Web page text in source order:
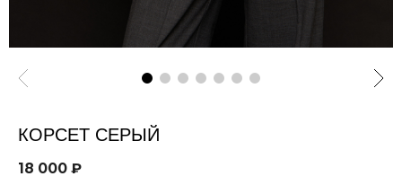
КОРСЕТ CЕРЫЙ
18 000 ₽